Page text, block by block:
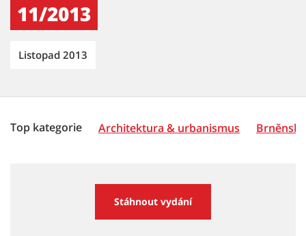
11/2013
Listopad 2013
Top kategorie Architektura & urbanismus
Stáhnout vydání